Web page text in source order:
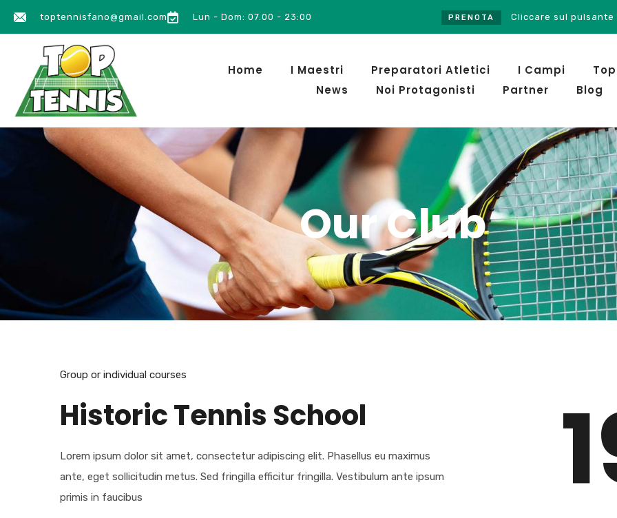
toptennisfano@gmail.com Lun - Dom: 07.00 - 23:00 Cliccare sul pulsante PRENOTA UN
Home I Maestri Preparatori Atletici I Campi
News
Noi Protagonisti Partner Blog
Our Club
Group or individual courses
Historic Tennis School
Lorem ipsum dolor sit amet, consectetur adipiscing elit. Phasellus eu maximus
ante, eget sollicitudin metus. Sed fringilla efficitur fringilla. Vestibulum ante ipsum
primis in faucibus